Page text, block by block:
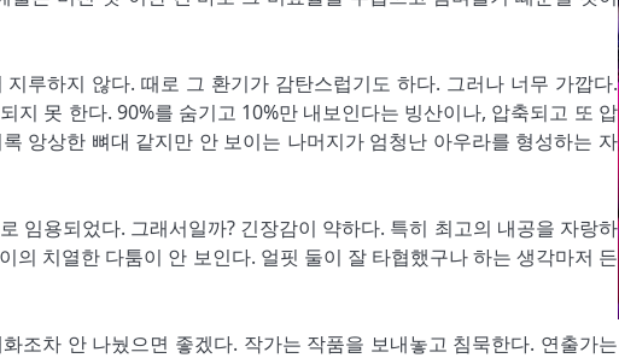
루하지 않다. 때로 그 환기가 감탄스럽기도 하다. 그러나 너무 가깝다.
지 못 한다. 90%를 숨기고 10%만 내보인다는 빙산이나, 압축되고 또 압
앙상한 뼈대 같지만 안 보이는 나머지가 엄청난 아우라를 형성하는 자
임용되었다. 그래서일까? 긴장감이 약하다. 특히 최고의 내공을 자랑하
의 치열한 다툼이 안 보인다. 얼핏 둘이 잘 타협했구나 하는 생각마저 든
조차 안 나눴으면 좋겠다. 작가는 작품을 보내놓고 침묵한다. 연출가는